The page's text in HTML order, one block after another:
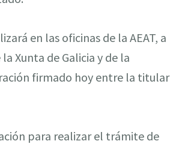
en las oficinas de la AEAT, a
Xunta de Galicia y de la
firmado hoy entre la titular
para realizar el trámite de